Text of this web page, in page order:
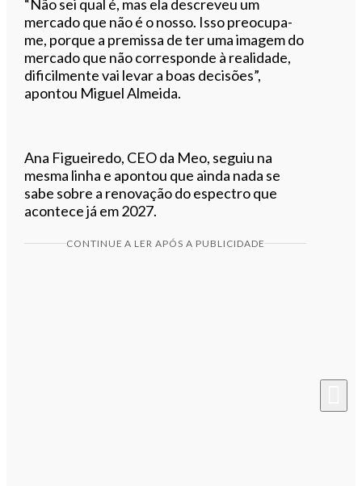
“Não sei qual é, mas ela descreveu um
mercado que não é o nosso. Isso preocupa-
me, porque a premissa de ter uma imagem do
mercado que não corresponde à realidade,
dificilmente vai levar a boas decisões”,
apontou Miguel Almeida.
Ana Figueiredo, CEO da Meo, seguiu na
mesma linha e apontou que ainda nada se
sabe sobre a renovação do espectro que
acontece já em 2027.
CONTINUE A LER APÓS A PUBLICIDADE